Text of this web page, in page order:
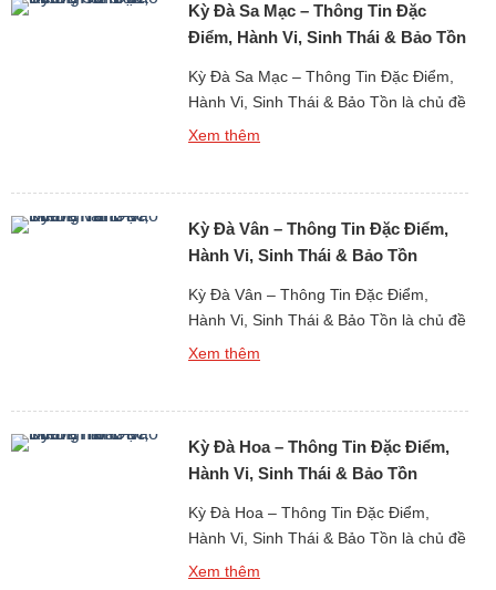
nhất còn tồn tại trên […]
Kỳ Đà Sa Mạc – Thông Tin Đặc
Điểm, Hành Vi, Sinh Thái & Bảo Tồn
Kỳ Đà Sa Mạc – Thông Tin Đặc Điểm,
Hành Vi, Sinh Thái & Bảo Tồn là chủ đề
thu hút sự quan tâm lớn trong nghiên
bò sát thích […]
Xem thêm
Kỳ Đà Vân – Thông Tin Đặc Điểm,
Hành Vi, Sinh Thái & Bảo Tồn
Kỳ Đà Vân – Thông Tin Đặc Điểm,
Hành Vi, Sinh Thái & Bảo Tồn là chủ đề
quan trọng khi nghiên cứu về thế giới
nhất trong […]
Xem thêm
Kỳ Đà Hoa – Thông Tin Đặc Điểm,
Hành Vi, Sinh Thái & Bảo Tồn
Kỳ Đà Hoa – Thông Tin Đặc Điểm,
Hành Vi, Sinh Thái & Bảo Tồn là chủ đề
thu hút sự quan tâm lớn khi nghiên cứu
Xem thêm